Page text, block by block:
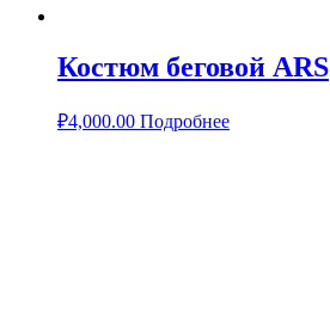
Костюм беговой ARS
₽4,000.00 Подробнее